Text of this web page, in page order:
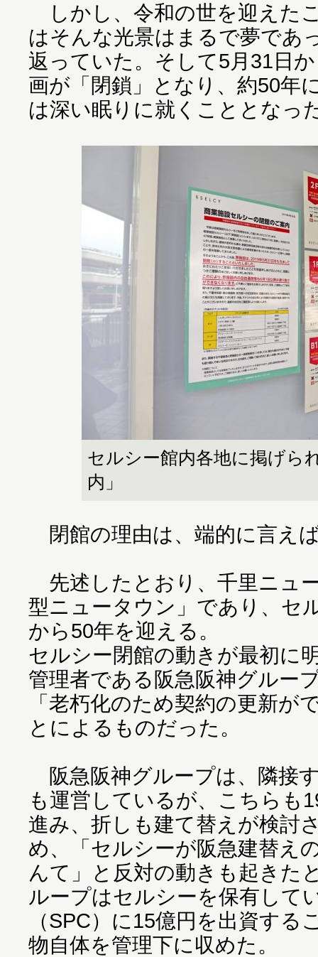
しかし、令和の世を迎えた
はそんな光景はまるで夢であ
返っていた。そして5月31日
画が「閉鎖」となり、約50年
は深い眠りに就くこととなっ
セルシー館内各地に掲げら
内」
閉館の理由は、端的に言え
先述したとおり、千里ニュ
型ニュータウン」であり、セ
から50年を迎える。
セルシー閉館の動きが最初に
管理者である阪急阪神グルー
「老朽化のため契約の更新が
とによるものだった。
阪急阪神グループは、隣接
も運営しているが、こちらも
進み、折しも建て替えが検討
め、「セルシーが阪急建替え
んて」と反対の動きも起きた
ループはセルシーを保有して
（SPC）に15億円を出資する
物自体を管理下に収めた。